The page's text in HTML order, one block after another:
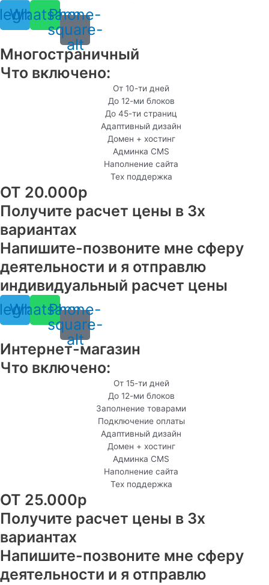
Whatsapp
Phone-
square-
alt
Многостраничный
Что включено:
От 10-ти дней
До 12-ми блоков
До 45-ти страниц
Адаптивный дизайн
Домен + хостинг
Админка CMS
Наполнение сайта
Тех поддержка
ОТ 20.000р
Получите расчет цены в 3х
вариантах
Напишите-позвоните мне сферу
деятельности и я отправлю
индивидуальный расчет цены
Whatsapp
Phone-
square-
alt
Интернет-магазин
Что включено:
От 15-ти дней
До 12-ми блоков
Заполнение товарами
Подключение оплаты
Адаптивный дизайн
Домен + хостинг
Админка CMS
Наполнение сайта
Тех поддержка
ОТ 25.000р
Получите расчет цены в 3х
вариантах
Напишите-позвоните мне сферу
деятельности и я отправлю